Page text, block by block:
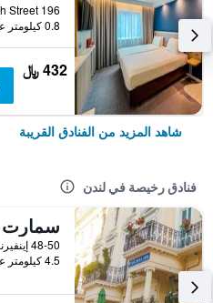
0.8 كيلومتر عن وسط المدينة
432 ﷼
شاهد المزيد من الفنادق القريبة
فنادق رخيصة في لندن
4.5 كيلومتر عن وسط المدينة